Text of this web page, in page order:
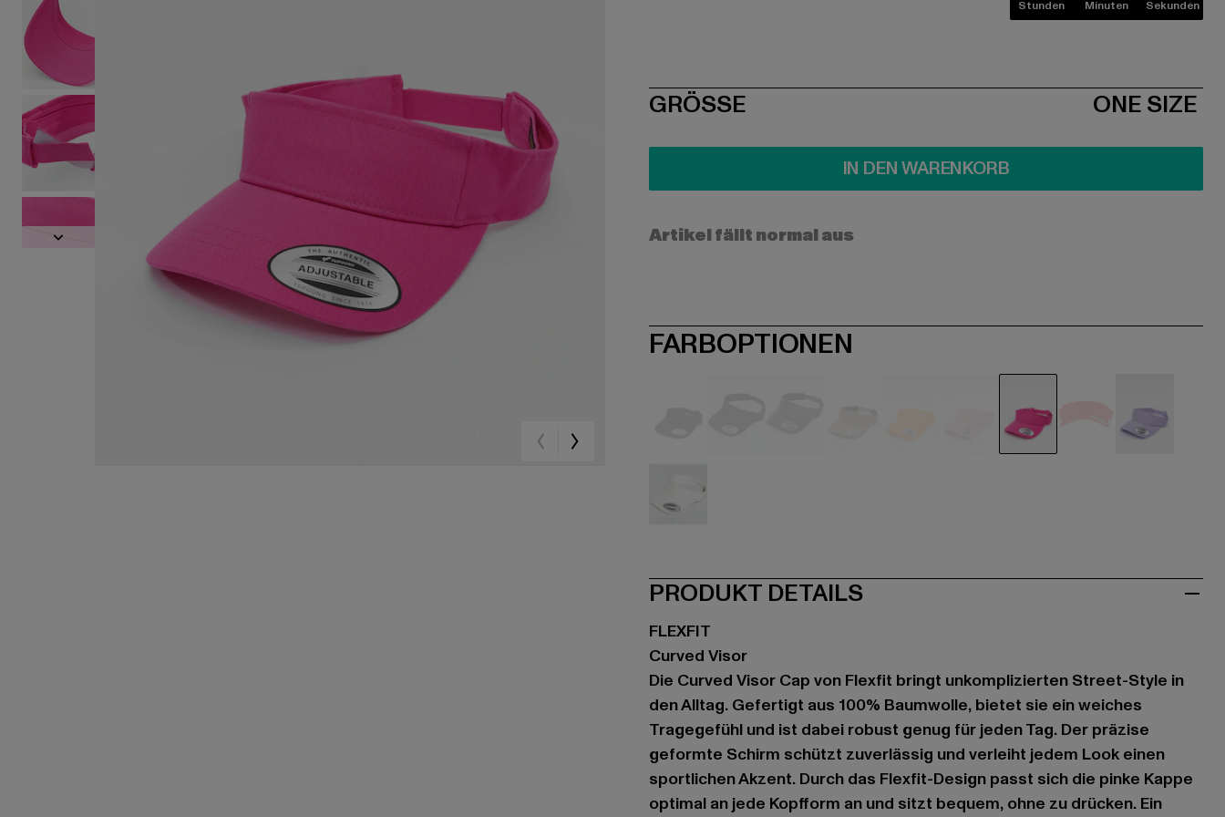
Stunden Minuten Sekunden
SIZE
GRÖSSE ONE SIZE
IN DEN WARENKORB
Artikel fällt normal aus
FARBOPTIONEN
PRODUKT DETAILS
FLEXFIT
Curved Visor
Die Curved Visor Cap von Flexfit bringt unkomplizierten Street-Style in
den Alltag. Gefertigt aus 100% Baumwolle, bietet sie ein weiches
Tragegefühl und ist dabei robust genug für jeden Tag. Der präzise
geformte Schirm schützt zuverlässig und verleiht jedem Look einen
sportlichen Akzent. Durch das Flexfit-Design passt sich die pinke Kappe
optimal an jede Kopfform an und sitzt bequem, ohne zu drücken. Ein